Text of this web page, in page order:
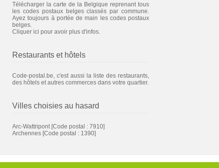
Télécharger la carte de la Belgique reprenant tous
les codes postaux belges classés par commune.
Ayez toujours à portée de main les codes postaux
belges.
Cliquer ici pour avoir plus d'infos.
Restaurants et hôtels
Code-postal.be, c'est aussi la liste des restaurants,
des hôtels et autres commerces dans votre quartier.
Villes choisies au hasard
Arc-Wattripont [Code postal : 7910]
Archennes [Code postal : 1390]